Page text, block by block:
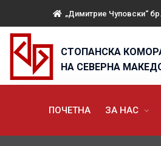
„Димитрие Чуповски“
СТОПАНСКА
НА СЕВЕРНА
ПОЧЕТНА ЗА НАС